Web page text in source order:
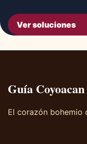
Ver soluciones
Guía Coyoacan
El corazón bohemio